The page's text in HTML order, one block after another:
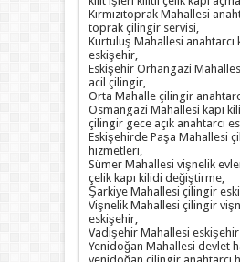
Kırmızıtoprak Mahallesi
toprak çilingir servisi,
Kurtuluş Mahallesi
eskişehir,
Eskişehir Orhangazi
acil çilingir,
Orta Mahalle çilingir
Osmangazi Mahallesi kapı
çilingir gece açık anahtarcı
Eskişehirde Paşa Mahallesi
hizmetleri,
Sümer Mahallesi vişnelik
çelik kapı kilidi değiştirme,
Şarkiye Mahallesi çilingir
Vişnelik Mahallesi çilingir
eskişehir,
Vadişehir Mahallesi
Yenidoğan Mahallesi devlet